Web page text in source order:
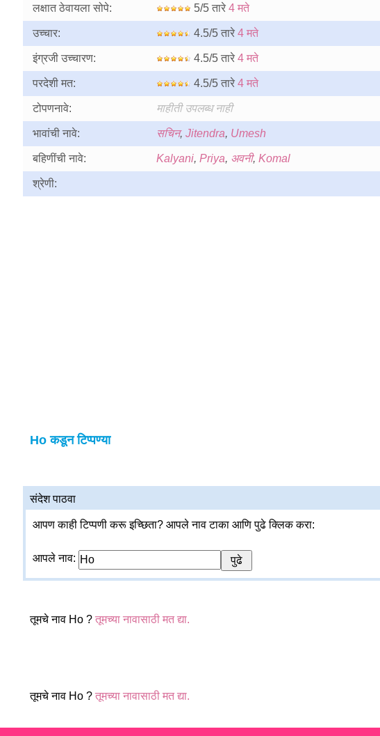
लक्षात ठेवायला सोपे: 5/5 तारे 4 मते
उच्चार: 4.5/5 तारे 4 मते
इंग्रजी उच्चारण: 4.5/5 तारे 4 मते
परदेशी मत: 4.5/5 तारे 4 मते
टोपणनावे: माहीती उपलब्ध नाही
भावांची नावे: सचिन, Jitendra, Umesh
बहिणींची नावे: Kalyani, Priya, अवनी, Komal
श्रेणी:
Ho कडून टिप्पण्या
संदेश पाठवा
आपण काही टिप्पणी करू इच्छिता? आपले नाव टाका आणि पुढे क्लिक करा:
आपले नाव:
तूमचे नाव Ho ? तूमच्या नावासाठी मत द्या.
तूमचे नाव Ho ? तूमच्या नावासाठी मत द्या.